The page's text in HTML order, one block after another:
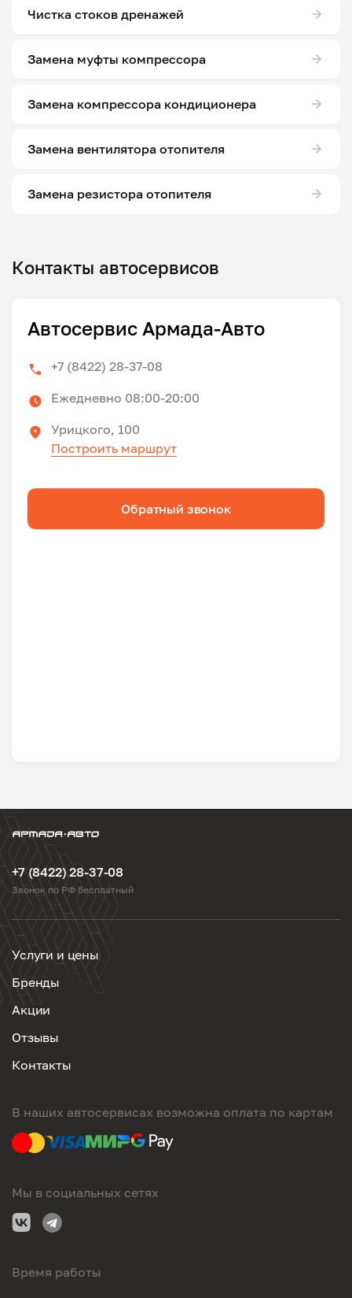
Чистка стоков дренажей
Замена муфты компрессора
Замена компрессора кондиционера
Замена вентилятора отопителя
Замена резистора отопителя
Контакты автосервисов
Автосервис Армада-Авто
+7 (8422) 28-37-08
Ежедневно 08:00-20:00
Урицкого, 100
Построить маршрут
Обратный звонок
+7 (8422) 28-37-08
Звонок по РФ бесплатный
Услуги и цены
Бренды
Акции
Отзывы
Контакты
В наших автосервисах возможна оплата по картам
Мы в социальных сетях
Время работы